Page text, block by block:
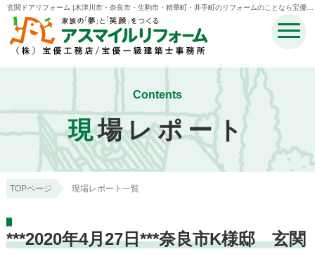
玄関ドアリフォーム |木津川市・奈良市・生駒市・精華町・井手町のリフォームのことなら宝優工
務店アスマイルリフォーム
Contents
現場レポート
TOPページ 現場レポート一覧
***2020年4月27日***奈良市K様邸 玄関